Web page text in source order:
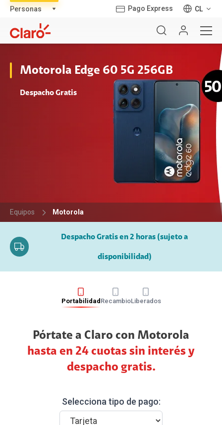
Pago Express CL
Motorola Edge 60 5G 256GB
Despacho Gratis
Equipos Motorola
Despacho Gratis en 2 horas (sujeto a
disponibilidad)
Portabilidad RecambioLiberados
Pórtate a Claro con Motorola
hasta en 24 cuotas sin interés y
despacho gratis.
Selecciona tipo de pago: